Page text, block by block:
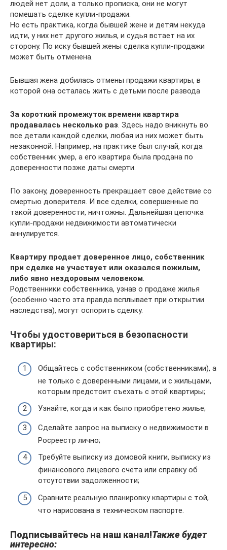
людей нет доли, а только прописка, они не могут
помешать сделке купли-продажи.
Но есть практика, когда бывшей жене и детям некуда
идти, у них нет другого жилья, и судья встает на их
сторону. По иску бывшей жены сделка купли-продажи
может быть отменена.
Бывшая жена добилась отмены продажи квартиры, в
которой она осталась жить с детьми после развода
За короткий промежуток времени квартира
продавалась несколько раз. Здесь надо вникнуть во
все детали каждой сделки, любая из них может быть
незаконной. Например, на практике был случай, когда
собственник умер, а его квартира была продана по
доверенности позже даты смерти.
По закону, доверенность прекращает свое действие со
смертью доверителя. И все сделки, совершенные по
такой доверенности, ничтожны. Дальнейшая цепочка
купли-продажи недвижимости автоматически
аннулируется.
Квартиру продает доверенное лицо, собственник
при сделке не участвует или оказался пожилым,
либо явно нездоровым человеком.
Родственники собственника, узнав о продаже жилья
(особенно часто эта правда всплывает при открытии
наследства), могут оспорить сделку.
Чтобы удостовериться в безопасности
квартиры:
Общайтесь с собственником (собственниками), а
не только с доверенными лицами, и с жильцами,
которым предстоит съехать с этой квартиры;
Узнайте, когда и как было приобретено жилье;
Сделайте запрос на выписку о недвижимости в
Росреестр лично;
Требуйте выписку из домовой книги, выписку из
финансового лицевого счета или справку об
отсутствии задолженности;
Сравните реальную планировку квартиры с той,
что нарисована в техническом паспорте.
Подписывайтесь на наш канал!Также будет
интересно: